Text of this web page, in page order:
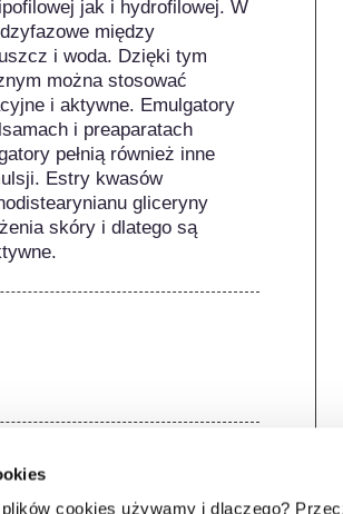
cookies używamy i dlaczego?
jak i hydrofilowej. W
między
i woda. Dzięki tym
można stosować
i aktywne. Emulgatory
i preaparatach
pełnią również inne
Estry kwasów
gliceryny
skóry i dlatego są
Należy pamiętać, że
UE mogą obowiązywać inne